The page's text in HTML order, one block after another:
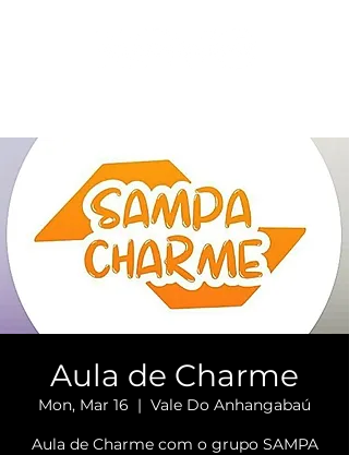
Aula de Charme
Mon, Mar 16
  |
Vale Do Anhangabaú
Aula de Charme com o grupo SAMPA